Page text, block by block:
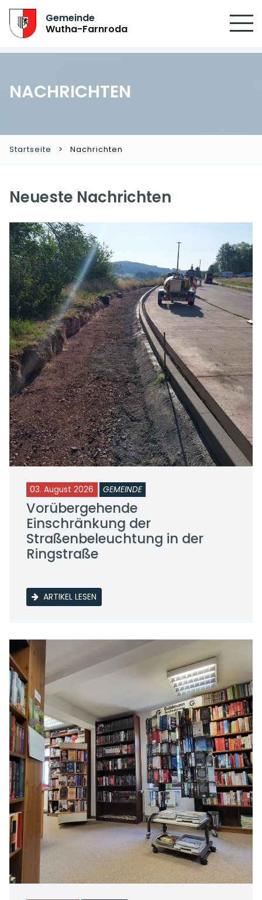
Gemeinde
Wutha-Farnroda
NACHRICHTEN
Startseite Nachrichten
Neueste Nachrichten
03. August 2026 GEMEINDE
Vorübergehende
Einschränkung der
Straßenbeleuchtung in der
Ringstraße
ARTIKEL LESEN